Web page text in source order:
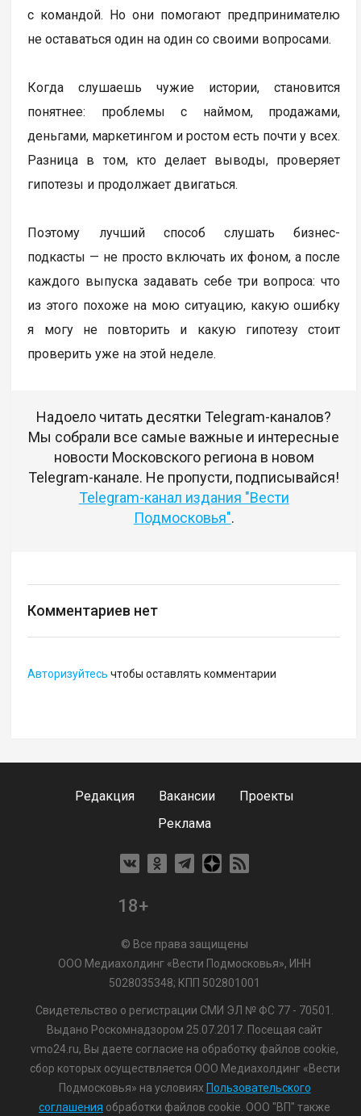
с командой. Но они помогают предпринимателю
не оставаться один на один со своими вопросами.
Когда слушаешь чужие истории, становится
понятнее: проблемы с наймом, продажами,
деньгами, маркетингом и ростом есть почти у всех.
Разница в том, кто делает выводы, проверяет
гипотезы и продолжает двигаться.
Поэтому лучший способ слушать бизнес-
подкасты — не просто включать их фоном, а после
каждого выпуска задавать себе три вопроса: что
из этого похоже на мою ситуацию, какую ошибку
я могу не повторить и какую гипотезу стоит
проверить уже на этой неделе.
Надоело читать десятки Telegram-каналов?
Мы собрали все самые важные и интересные
новости Московского региона в новом
Telegram-канале. Не пропусти, подписывайся!
Telegram-канал издания "Вести
Подмосковья".
Комментариев нет
Авторизуйтесь чтобы оставлять комментарии
Редакция Вакансии
Проекты
Реклама
18+
© Все права защищены
ООО Медиахолдинг «Вести Подмосковья», ИНН
5028035348; КПП 502801001
Свидетельство о регистрации СМИ ЭЛ № ФС 77 - 70501.
Выдано Роскомнадзором 25.07.2017. Посещая сайт
vmo24.ru, Вы даете согласие на обработку файлов cookie,
сбор которых осуществляется ООО Медиахолдинг «Вести
Подмосковья» на условиях Пользовательского
соглашения обработки файлов cookie. ООО "ВП" также